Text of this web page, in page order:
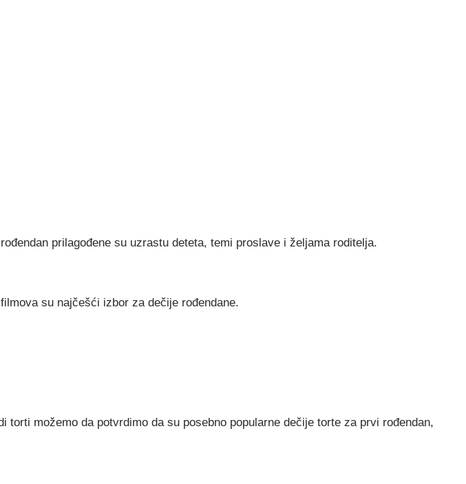
prilagođene su uzrastu deteta, temi proslave i željama roditelja.
su najčešći izbor za dečije rođendane.
možemo da potvrdimo da su posebno popularne dečije torte za prvi rođendan,